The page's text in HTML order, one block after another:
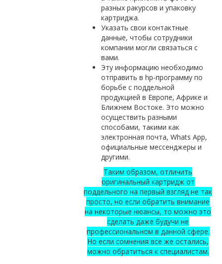
разных ракурсов и упаковку
картриджа.
Указать свои контактные
данные, чтобы сотрудники
компании могли связаться с
вами.
Эту информацию необходимо
отправить в hp-программу по
борьбе с поддельной
продукцией в Европе, Африке и
Ближнем Востоке. Это можно
осуществить разными
способами, такими как
электронная почта, Whats App,
официальные мессенджеры и
другими.
Таким образом, отличить
оригинальный картридж от
поддельного на первый взгляд не так
просто, но если обратить внимание
на некоторые нюансы, то можно это
сделать даже будучи не
профессиональном в данной сфере.
Но если сомнения все же остались,
можно обратиться к специалистам.